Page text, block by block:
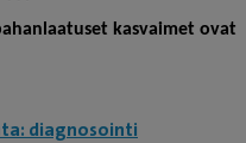
kasvaimet ovat
diagnosointi